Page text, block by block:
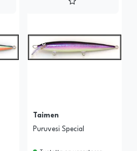
Taimen
Puruvesi Special